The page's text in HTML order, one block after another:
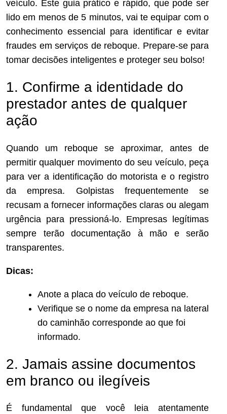
veículo. Este guia prático e rápido, que pode ser
lido em menos de 5 minutos, vai te equipar com o
conhecimento essencial para identificar e evitar
fraudes em serviços de reboque. Prepare-se para
tomar decisões inteligentes e proteger seu bolso!
1. Confirme a identidade do
prestador antes de qualquer
ação
Quando um reboque se aproximar, antes de
permitir qualquer movimento do seu veículo, peça
para ver a identificação do motorista e o registro
da empresa. Golpistas frequentemente se
recusam a fornecer informações claras ou alegam
urgência para pressioná-lo. Empresas legítimas
sempre terão documentação à mão e serão
transparentes.
Dicas:
Anote a placa do veículo de reboque.
Verifique se o nome da empresa na lateral
do caminhão corresponde ao que foi
informado.
2. Jamais assine documentos
em branco ou ilegíveis
É fundamental que você leia atentamente